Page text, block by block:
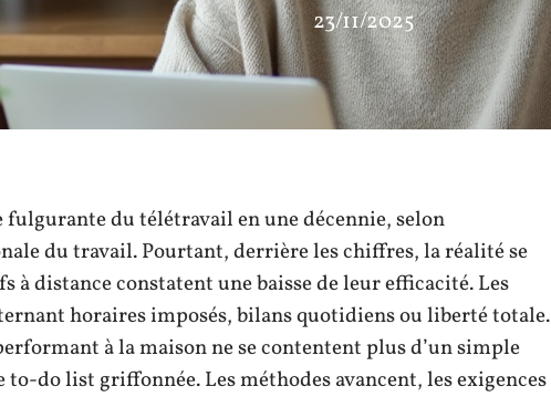
23/11/2025
fulgurante du télétravail en une décennie, selon
du travail. Pourtant, derrière les chiffres, la réalité se
à distance constatent une baisse de leur efficacité. Les
horaires imposés, bilans quotidiens ou liberté totale.
à la maison ne se contentent plus d’un simple
to-do list griffonnée. Les méthodes avancent, les exigences